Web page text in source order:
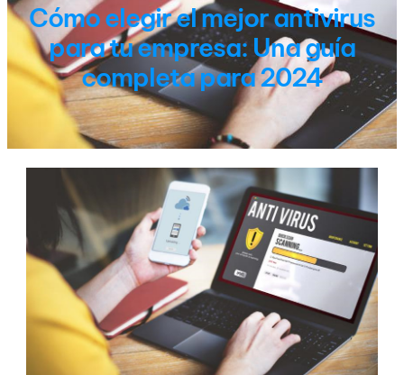
Cómo elegir el mejor antivirus
para tu empresa: Una guía
completa para 2024